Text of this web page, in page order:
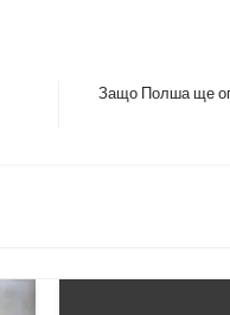
Защо Полша ще